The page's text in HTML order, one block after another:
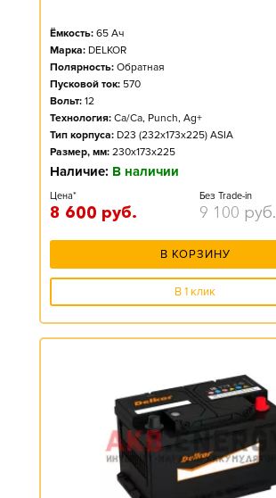
Ёмкость: 65 Ач
Марка: DELKOR
Полярность: Обратная
Пусковой ток: 570
Вольт: 12
Технология: Ca/Ca, Punch, Ag+
Тип корпуса: D23 (232x173x225) ASIA
Размер, мм: 230x173x225
Наличие: В наличии
Цена*
8 600 руб.
Без Trade-in
9 100 руб.
В КОРЗИНУ
В 1 клик